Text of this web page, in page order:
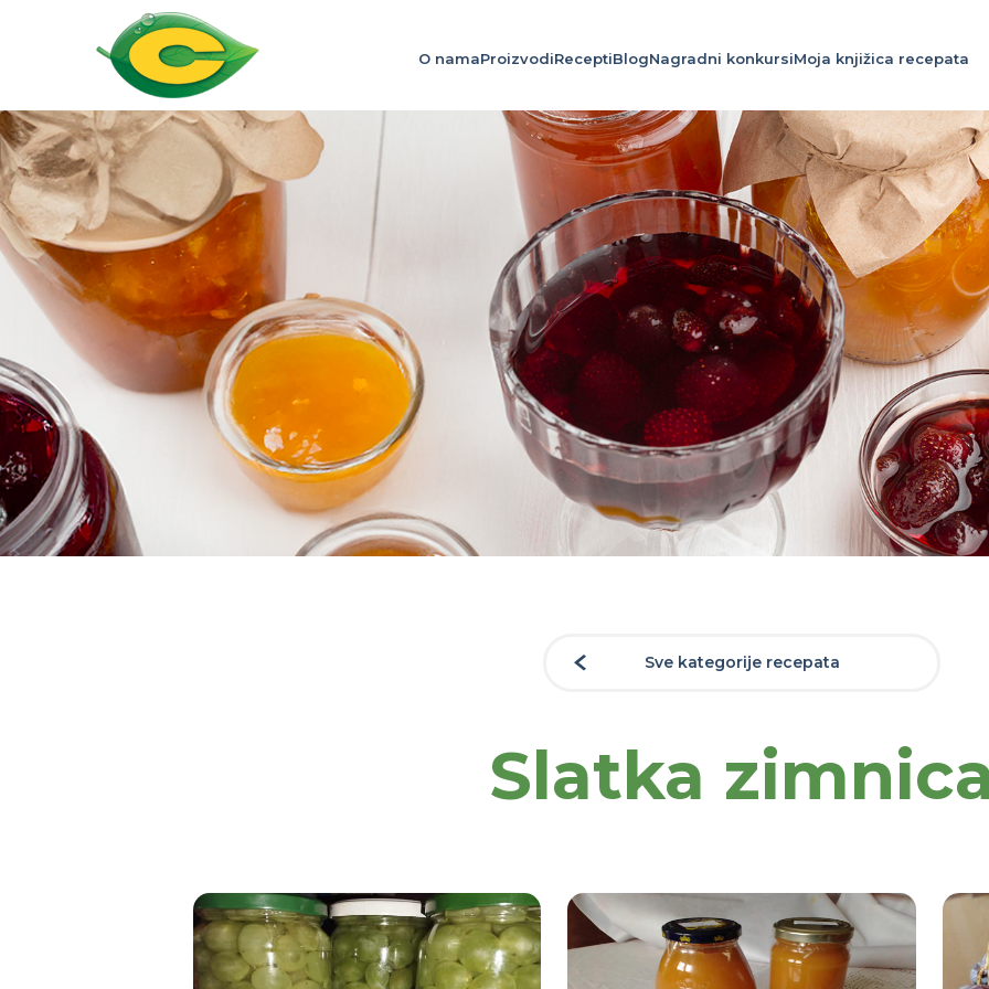
O namaProizvodiReceptiBlogNagradni konkursiMoja knjižica recepata
Sve kategorije recepata
Slatka